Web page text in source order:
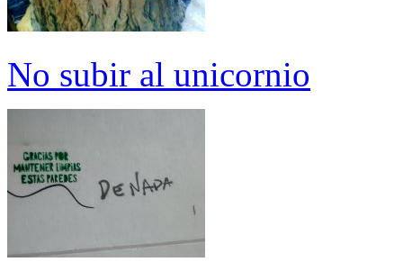
No subir al unicornio